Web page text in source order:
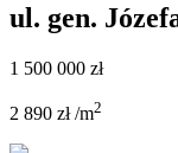
ul. gen.
1 500 000 zł
2 890 zł /m2